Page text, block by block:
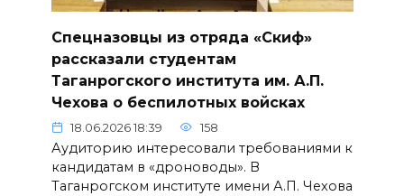
Спецназовцы из отряда «Скиф»
рассказали студентам
Таганрогского института им. А.П.
Чехова о беспилотных войсках
18.06.2026 18:39 158
Аудиторию интересовали требованиями к
кандидатам в «дроноводы». В
Таганрогском институте имени А.П. Чехова